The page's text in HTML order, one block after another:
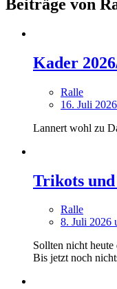
Beiträge von
Kader
Ralle
16. Juli
Lannert wohl zu
Trikots
Ralle
8. Juli 2026
Sollten nicht
Bis jetzt noch